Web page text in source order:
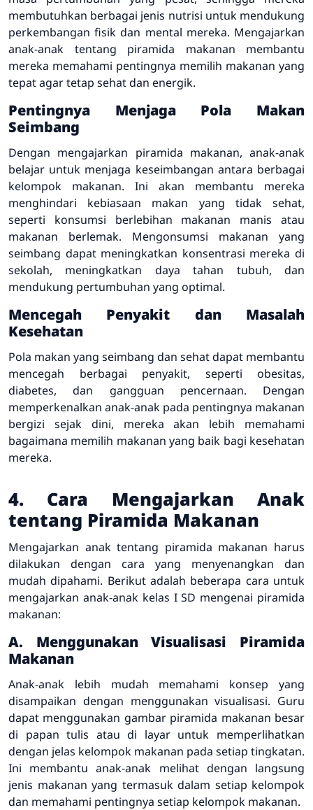
membutuhkan berbagai jenis nutrisi untuk mendukung
perkembangan fisik dan mental mereka. Mengajarkan
anak-anak tentang piramida makanan membantu
mereka memahami pentingnya memilih makanan yang
tepat agar tetap sehat dan energik.
Pentingnya Menjaga Pola Makan
Seimbang
Dengan mengajarkan piramida makanan, anak-anak
belajar untuk menjaga keseimbangan antara berbagai
kelompok makanan. Ini akan membantu mereka
menghindari kebiasaan makan yang tidak sehat,
seperti konsumsi berlebihan makanan manis atau
makanan berlemak. Mengonsumsi makanan yang
seimbang dapat meningkatkan konsentrasi mereka di
sekolah, meningkatkan daya tahan tubuh, dan
mendukung pertumbuhan yang optimal.
Mencegah Penyakit dan Masalah
Kesehatan
Pola makan yang seimbang dan sehat dapat membantu
mencegah berbagai penyakit, seperti obesitas,
diabetes, dan gangguan pencernaan. Dengan
memperkenalkan anak-anak pada pentingnya makanan
bergizi sejak dini, mereka akan lebih memahami
bagaimana memilih makanan yang baik bagi kesehatan
mereka.
4. Cara Mengajarkan Anak
tentang Piramida Makanan
Mengajarkan anak tentang piramida makanan harus
dilakukan dengan cara yang menyenangkan dan
mudah dipahami. Berikut adalah beberapa cara untuk
mengajarkan anak-anak kelas I SD mengenai piramida
makanan:
A. Menggunakan Visualisasi Piramida
Makanan
Anak-anak lebih mudah memahami konsep yang
disampaikan dengan menggunakan visualisasi. Guru
dapat menggunakan gambar piramida makanan besar
di papan tulis atau di layar untuk memperlihatkan
dengan jelas kelompok makanan pada setiap tingkatan.
Ini membantu anak-anak melihat dengan langsung
jenis makanan yang termasuk dalam setiap kelompok
dan memahami pentingnya setiap kelompok makanan.